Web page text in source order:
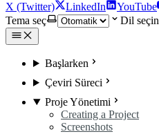
X (Twitter) LinkedIn YouTube
Tema seç
Dil seçin
Başlarken
Çeviri Süreci
Proje Yönetimi
Creating a Project
Screenshots